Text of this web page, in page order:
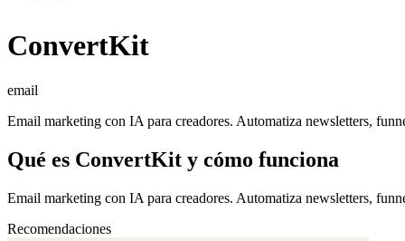
ConvertKit
email
Email marketing con IA para creadores. Automatiza newsletters,
Qué es ConvertKit y cómo funciona
Email marketing con IA para creadores. Automatiza newsletters,
Recomendaciones